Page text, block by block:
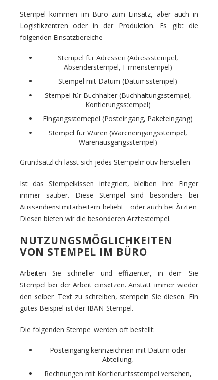
Stempel kommen im Büro zum Einsatz, aber auch in
Logistikzentren oder in der Produktion. Es gibt die
folgenden Einsatzbereiche
Stempel für Adressen (Adressstempel,
Absenderstempel, Firmenstempel)
Stempel mit Datum (Datumsstempel)
Stempel für Buchhalter (Buchhaltungsstempel,
Kontierungsstempel)
Eingangsstemepel (Posteingang, Paketeingang)
Stempel für Waren (Wareneingangsstempel,
Warenausgangsstempel)
Grundsätzlich lässt sich jedes Stempelmotiv herstellen
Ist das Stempelkissen integriert, bleiben Ihre Finger
immer sauber. Diese Stempel sind besonders bei
Aussendienstmitarbeitern beliebt - oder auch bei Ärzten.
Diesen bieten wir die besonderen Ärztestempel.
NUTZUNGSMÖGLICHKEITEN
VON STEMPEL IM BÜRO
Arbeiten Sie schneller und effizienter, in dem Sie
Stempel bei der Arbeit einsetzen. Anstatt immer wieder
den selben Text zu schreiben, stempeln Sie diesen. Ein
gutes Beispiel ist der IBAN-Stempel.
Die folgenden Stempel werden oft bestellt:
Posteingang kennzeichnen mit Datum oder
Abteilung,
Rechnungen mit Kontieruntsstempel versehen,